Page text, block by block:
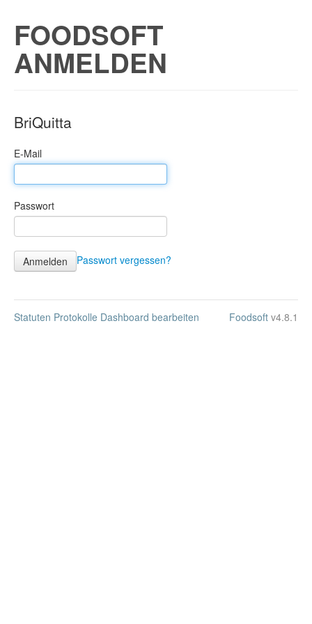
FOODSOFT
ANMELDEN
BriQuitta
E-Mail
Passwort
Passwort vergessen?
Foodsoft v4.8.1
Statuten Protokolle Dashboard bearbeiten